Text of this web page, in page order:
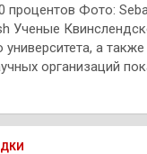
Фото:
Ученые
университета, а
организаций